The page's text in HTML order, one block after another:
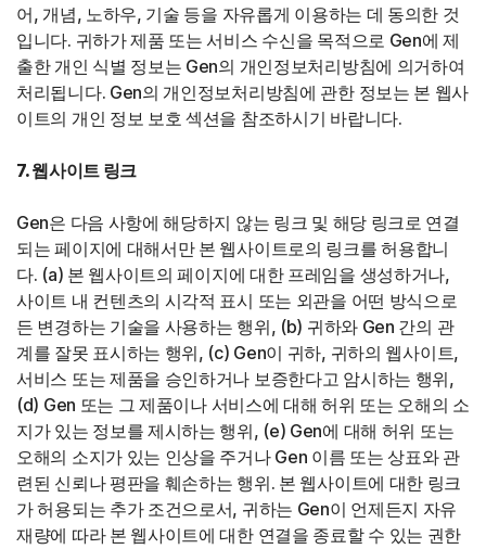
어, 개념, 노하우, 기술 등을 자유롭게 이용하는 데 동의한 것
입니다. 귀하가 제품 또는 서비스 수신을 목적으로 Gen에 제
출한 개인 식별 정보는 Gen의 개인정보처리방침에 의거하여
처리됩니다. Gen의 개인정보처리방침에 관한 정보는 본 웹사
이트의 개인 정보 보호 섹션을 참조하시기 바랍니다.
7. 웹사이트 링크
Gen은 다음 사항에 해당하지 않는 링크 및 해당 링크로 연결
되는 페이지에 대해서만 본 웹사이트로의 링크를 허용합니
다. (a) 본 웹사이트의 페이지에 대한 프레임을 생성하거나,
사이트 내 컨텐츠의 시각적 표시 또는 외관을 어떤 방식으로
든 변경하는 기술을 사용하는 행위, (b) 귀하와 Gen 간의 관
계를 잘못 표시하는 행위, (c) Gen이 귀하, 귀하의 웹사이트,
서비스 또는 제품을 승인하거나 보증한다고 암시하는 행위,
(d) Gen 또는 그 제품이나 서비스에 대해 허위 또는 오해의 소
지가 있는 정보를 제시하는 행위, (e) Gen에 대해 허위 또는
오해의 소지가 있는 인상을 주거나 Gen 이름 또는 상표와 관
련된 신뢰나 평판을 훼손하는 행위. 본 웹사이트에 대한 링크
가 허용되는 추가 조건으로서, 귀하는 Gen이 언제든지 자유
재량에 따라 본 웹사이트에 대한 연결을 종료할 수 있는 권한